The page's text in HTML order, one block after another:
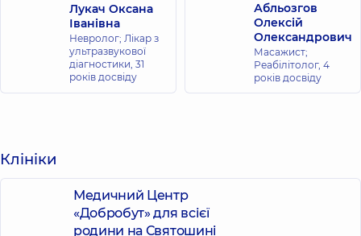
Лукач Оксана
Іванівна
Невролог; Лікар з
ультразвукової
діагностики, 31
років досвіду
Абльозгов
Олексій
Олександрович
Масажист;
Реабілітолог, 4
років досвіду
Клініки
Медичний Центр
«Добробут» для всієї
родини на Святошині